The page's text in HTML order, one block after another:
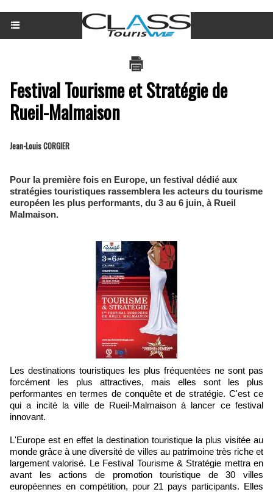
Festival Tourisme et Stratégie de
Rueil-Malmaison
Jean-Louis CORGIER
Pour la première fois en Europe, un festival dédié aux
stratégies touristiques rassemblera les acteurs du tourisme
européen les plus performants, du 3 au 6 juin, à Rueil
Malmaison.
Les destinations touristiques les plus fréquentées ne sont pas
forcément les plus attractives, mais elles sont les plus
performantes en termes de conquête et de stratégie. C'est ce
qui a incité la ville de Rueil-Malmaison à lancer ce festival
innovant.
L'Europe est en effet la destination touristique la plus visitée au
monde grâce à une diversité de villes au patrimoine très riche et
largement valorisé. Le Festival Tourisme & Stratégie mettra en
avant les actions de promotion touristique de 30 villes
européennes en compétition, pour 21 pays participants. Elles